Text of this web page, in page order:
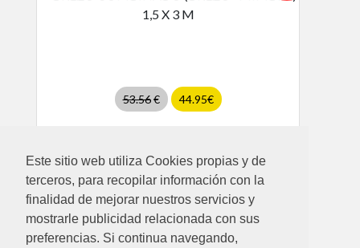
Este sitio web utiliza Cookies propias y de
terceros, para recopilar información con la
finalidad de mejorar nuestros servicios y
mostrarle publicidad relacionada con sus
preferencias. Si continua navegando,
53.56€ 44.95€
Ver detalle